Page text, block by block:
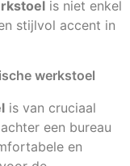
is niet enkel
stijlvol accent in
werkstoel
is van cruciaal
een bureau
en